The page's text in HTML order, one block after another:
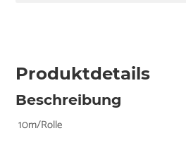
Produktdetails
Beschreibung
10m/Rolle